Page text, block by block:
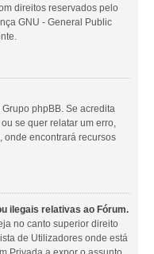
direitos reservados pelo
GNU - General Public
phpBB. Se acredita
se quer relatar um erro,
, onde encontrará recursos
ilegais relativas ao Fórum.
no canto superior direito
de Utilizadores onde está